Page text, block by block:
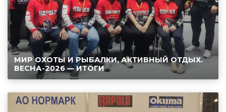
МИР ОХОТЫ И РЫБАЛКИ, АКТИВНЫЙ ОТДЫХ.
ВЕСНА-2026 — ИТОГИ